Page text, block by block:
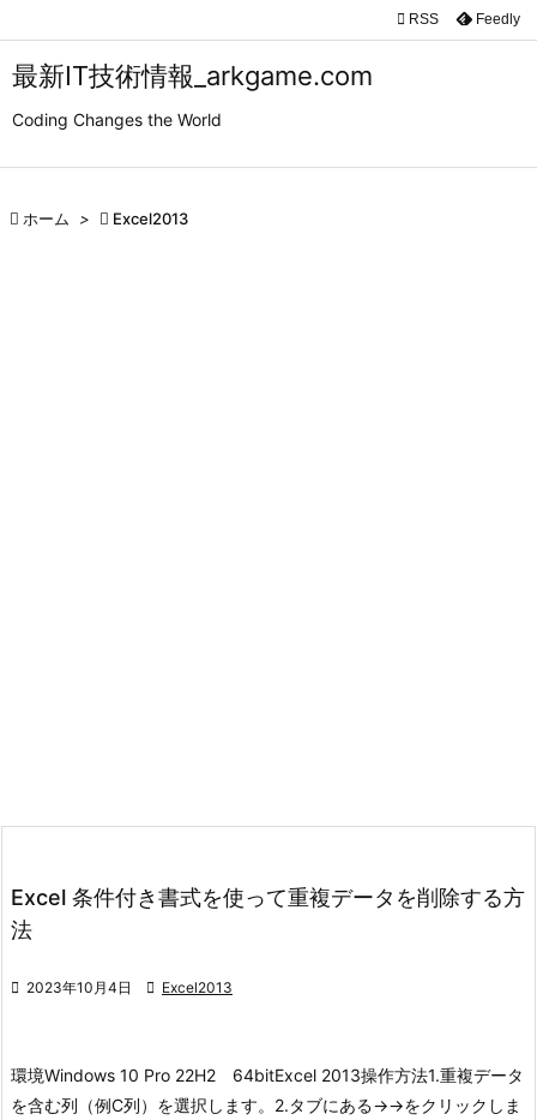
最新IT技術情報_arkgame.com
Coding Changes the World


 RSS Feedly
 ホーム >  Excel2013
Excel 条件付き書式を使って重複データを削除する方
法
 2023年10月4日  Excel2013
環境Windows 10 Pro 22H2 64bitExcel 2013操作方法1.重複データ
を含む列（例C列）を選択します。 2.タブにある→→をクリックしま